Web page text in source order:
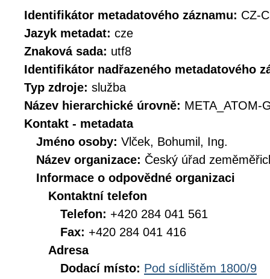
Identifikátor metadatového záznamu: CZ-
Jazyk metadat: cze
Znaková sada: utf8
Identifikátor nadřazeného metadatového
Typ zdroje: služba
Název hierarchické úrovně: META_ATOM-
Kontakt - metadata
Jméno osoby: Vlček, Bohumil, Ing.
Název organizace: Český úřad
Informace o odpovědné organizaci
Kontaktní telefon
Telefon: +420 284 041 561
Fax: +420 284 041 416
Adresa
Dodací místo: Pod sídlištěm 1800/9